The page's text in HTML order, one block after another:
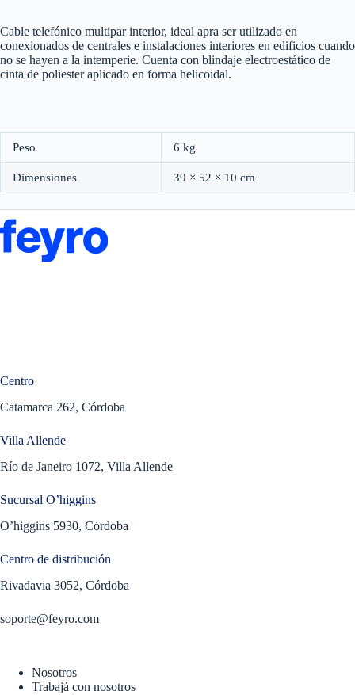
Cable telefónico multipar interior, ideal apra ser utilizado en
conexionados de centrales e instalaciones interiores en edificios cuando
no se hayen a la intemperie. Cuenta con blindaje electroestático de
cinta de poliester aplicado en forma helicoidal.
Peso 6 kg
Dimensiones 39 × 52 × 10 cm
Centro
Catamarca 262, Córdoba
Villa Allende
Río de Janeiro 1072, Villa Allende
Sucursal O’higgins
O’higgins 5930, Córdoba
Centro de distribución
Rivadavia 3052, Córdoba
soporte@feyro.com
Nosotros
Trabajá con nosotros